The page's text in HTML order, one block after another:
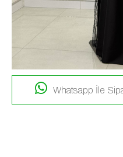
Whatsapp İle